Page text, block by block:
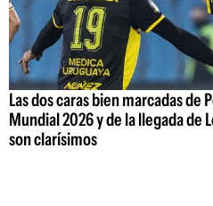
Las dos caras bien marcadas de
Mundial 2026 y de la llegada de
son clarísimos